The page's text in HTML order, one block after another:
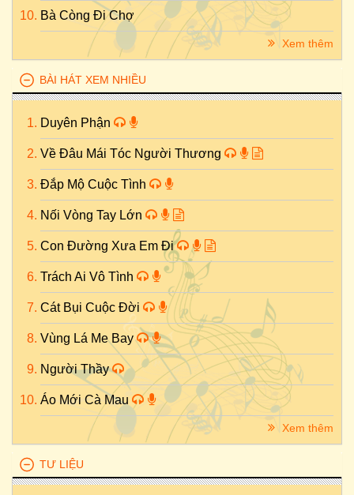
Bà Còng Đi Chợ
Xem thêm
BÀI HÁT XEM NHIỀU
Duyên Phận
Về Đâu Mái Tóc Người Thương
Đắp Mộ Cuộc Tình
Nối Vòng Tay Lớn
Con Đường Xưa Em Đi
Trách Ai Vô Tình
Cát Bụi Cuộc Đời
Vùng Lá Me Bay
Người Thầy
Áo Mới Cà Mau
Xem thêm
TƯ LIỆU